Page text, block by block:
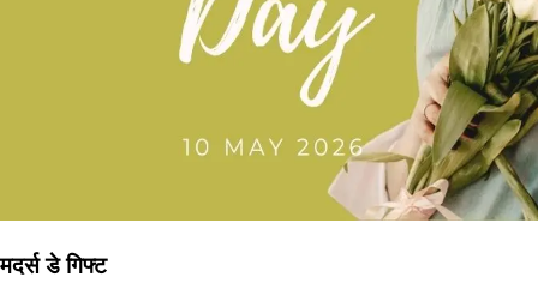
मदर्स डे गिफ्ट